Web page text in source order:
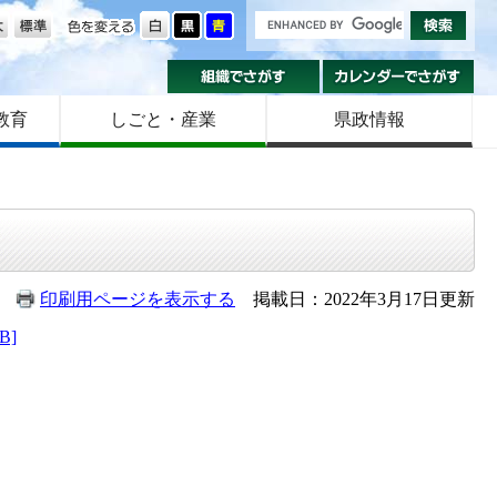
色を変える
大きさ
組織でさがす
育 しごと・産業 県政情報
印刷用ページを表示する
掲載日：2022年3月17日更新